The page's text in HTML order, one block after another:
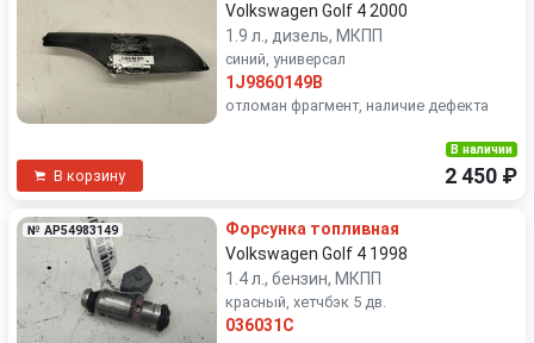
Volkswagen Golf 4 2000
1.9 л., дизель, МКПП
синий, универсал
1J9860149B
отломан фрагмент, наличие дефекта
В корзину
В наличии
2 450 ₽
№ AP54983149
Форсунка топливная
Volkswagen Golf 4 1998
1.4 л., бензин, МКПП
красный, хетчбэк 5 дв.
036031C